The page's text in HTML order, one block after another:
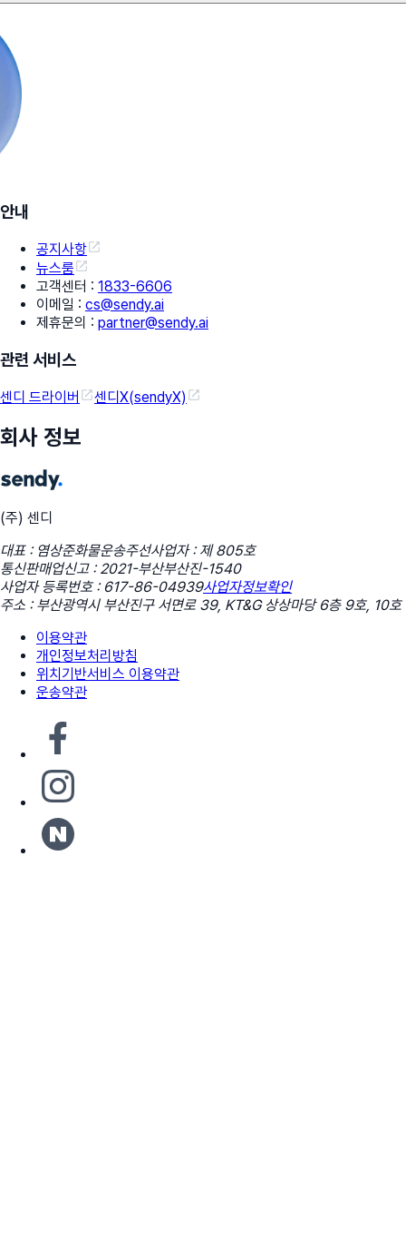
안내
공지사항
뉴스룸
고객센터 : 1833-6606
이메일 : cs@sendy.ai
제휴문의 : partner@sendy.ai
관련 서비스
센디 드라이버 센디X(sendyX)
회사 정보
(주) 센디
대표 : 염상준화물운송주선사업자 : 제 805호
통신판매업신고 : 2021-부산부산진-1540
사업자 등록번호 : 617-86-04939사업자정보확인
주소 : 부산광역시 부산진구 서면로 39, KT&G 상상마당 6층 9호, 10호
이용약관
개인정보처리방침
위치기반서비스 이용약관
운송약관